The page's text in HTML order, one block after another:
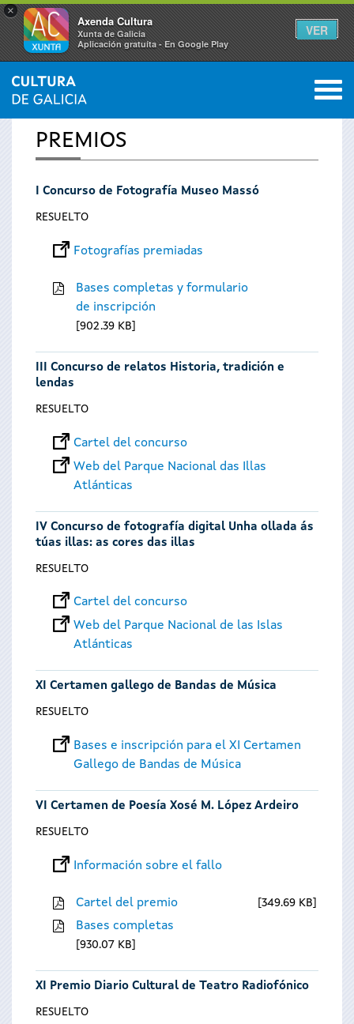
×
Axenda Cultura
Xunta de Galicia
Aplicación gratuíta - En Google Play
VER
Se
encuentra
usted
INICIO 0
PREMIOS
I Concurso de Fotografía Museo Massó
RESUELTO
Fotografías premiadas
Bases completas y formulario
de inscripción
902.39 KB
III Concurso de relatos Historia, tradición e
lendas
RESUELTO
Cartel del concurso
Web del Parque Nacional das Illas
Atlánticas
IV Concurso de fotografía digital Unha ollada ás
túas illas: as cores das illas
RESUELTO
Cartel del concurso
Web del Parque Nacional de las Islas
Atlánticas
XI Certamen gallego de Bandas de Música
RESUELTO
Bases e inscripción para el XI Certamen
Gallego de Bandas de Música
VI Certamen de Poesía Xosé M. López Ardeiro
RESUELTO
Información sobre el fallo
Cartel del premio 349.69 KB
Bases completas
930.07 KB
XI Premio Diario Cultural de Teatro Radiofónico
RESUELTO